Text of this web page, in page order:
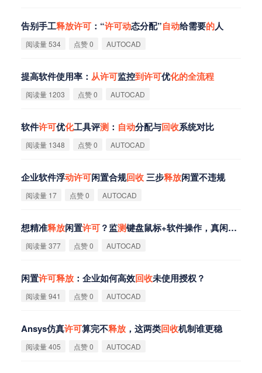
告别手工释放许可 ：“许可动态分配”自动给需要的人
阅读量 534 点赞 0 AUTOCAD
提高软件使用率： 从许可监控到许可优化的全流程
阅读量 1203 点赞 0 AUTOCAD
软件许可优化工具评测 ： 自动分配与回收系统对比
阅读量 1348 点赞 0 AUTOCAD
企业软件浮动许可闲置合规回收三步释放闲置不违规
阅读量 17 点赞 0 AUTOCAD
想精准释放闲置许可？监测键盘鼠标+软件操作，真闲置才
阅读量 377 点赞 0 AUTOCAD
闲置许可释放 ：企业如何高效回收未使用授权？
阅读量 941 点赞 0 AUTOCAD
Ansys仿真许可算完不释放 ，这两类回收机制谁更稳
阅读量 405 点赞 0 AUTOCAD